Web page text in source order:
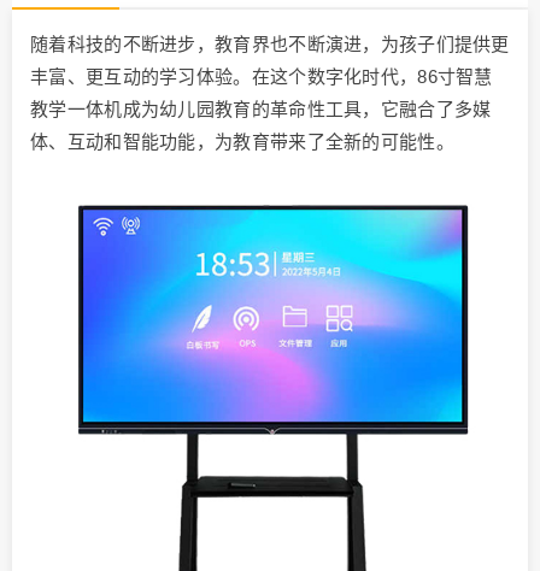
随着科技的不断进步，教育界也不断演进，为孩子们提供更
丰富、更互动的学习体验。在这个数字化时代，86寸智慧
教学一体机成为幼儿园教育的革命性工具，它融合了多媒
体、互动和智能功能，为教育带来了全新的可能性。